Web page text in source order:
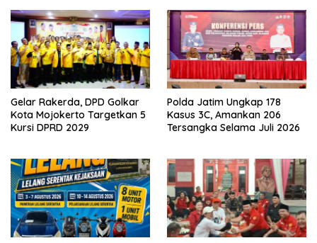
Gelar Rakerda, DPD Golkar
Kota Mojokerto Targetkan 5
Kursi DPRD 2029
Polda Jatim Ungkap 178
Kasus 3C, Amankan 206
Tersangka Selama Juli 2026